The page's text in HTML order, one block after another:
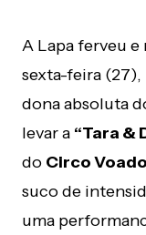
A Lapa ferveu
sexta-feira (27),
dona absoluta
levar a “Tara &
do Circo
suco de
uma